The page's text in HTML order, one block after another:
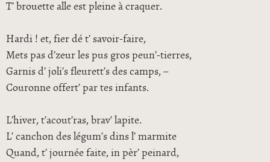
T’ brouette alle est pleine à craquer.
Hardi ! et, fier dé t’ savoir-faire,
Mets pas d’zeur les pus gros peun’-tierres,
Garnis d’ joli’s fleurett’s des camps, –
Couronne offert’ par tes infants.
L’hiver, t’acout’ras, brav’ lapite.
L’ canchon des légum’s dins l’ marmite
Quand, t’ journée faite, in pèr’ peinard,